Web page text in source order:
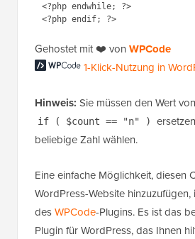
<?php endwhile; ?>
<?php endif; ?>
Gehostet mit ❤️ von WPCode
1-Klick-Nutzung in
Hinweis: Sie müssen den Wert
if ( $count == "n" )
beliebige Zahl wählen.
Eine einfache Möglichkeit, diesen
WordPress-Website
desWPCode-Plugins. Es ist das
Plugin für WordPress, das Ihnen